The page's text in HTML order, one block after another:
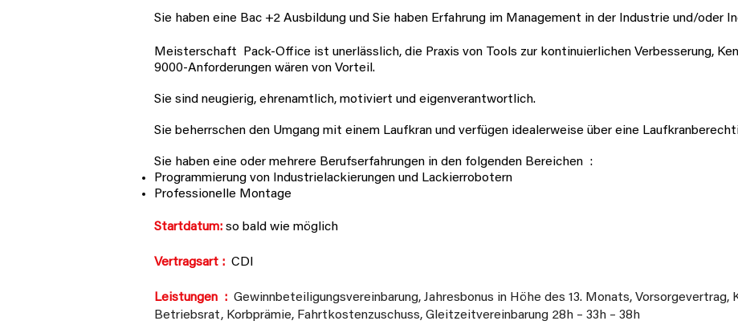
Sie haben eine Bac +2 Ausbildung und Sie haben Erfahrung im Management in der Industrie und/oder
Meisterschaft
Pack-Office ist unerlässlich, die Praxis von Tools zur kontinuierlichen Verbesserung,
9000-Anforderungen wären von Vorteil.
Sie sind neugierig, ehrenamtlich, motiviert und eigenverantwortlich.
Sie beherrschen den Umgang mit einem Laufkran und verfügen idealerweise über eine
Sie haben eine oder mehrere Berufserfahrungen in den folgenden Bereichen :
Programmierung von Industrielackierungen und Lackierrobotern
Professionelle Montage
Startdatum: so bald wie möglich
Vertragsart : CDI
Leistungen : Gewinnbeteiligungsvereinbarung, Jahresbonus in Höhe des 13. Monats, Vorsorgevertrag,
Betriebsrat, Korbprämie, Fahrtkostenzuschuss, Gleitzeitvereinbarung 28h – 33h – 38h